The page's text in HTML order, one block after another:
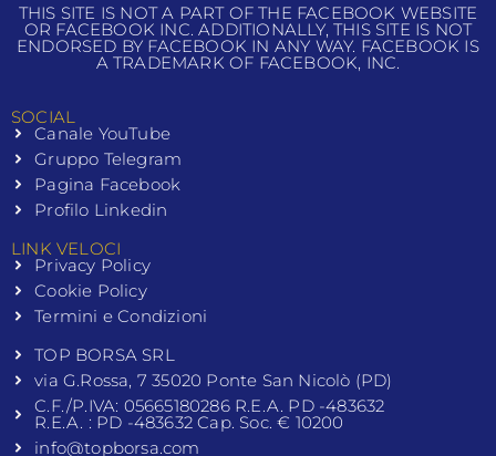
THIS SITE IS NOT A PART OF THE FACEBOOK WEBSITE
OR FACEBOOK INC. ADDITIONALLY, THIS SITE IS NOT
ENDORSED BY FACEBOOK IN ANY WAY. FACEBOOK IS
A TRADEMARK OF FACEBOOK, INC.
SOCIAL
Canale YouTube
Gruppo Telegram
Pagina Facebook
Profilo Linkedin
LINK VELOCI
Privacy Policy
Cookie Policy
Termini e Condizioni
TOP BORSA SRL
via G.Rossa, 7 35020 Ponte San Nicolò (PD)
C.F./P.IVA: 05665180286 R.E.A. PD -483632
R.E.A. : PD -483632 Cap. Soc. € 10200
info@topborsa.com